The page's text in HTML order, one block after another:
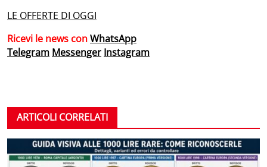
LE OFFERTE DI OGGI
Ricevi le news conWhatsApp
Telegram Messenger Instagram
ARTICOLI CORRELATI